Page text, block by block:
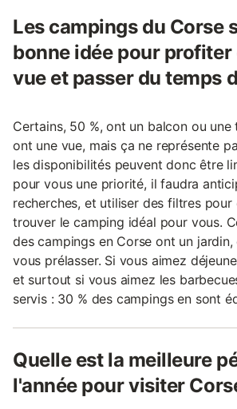
Les campings du Corse
bonne idée pour profiter
vue et passer du temps
Certains, 50 %, ont un balcon ou une
ont une vue, mais ça ne représente
les disponibilités peuvent donc être
pour vous une priorité, il faudra
recherches, et utiliser des filtres pour
trouver le camping idéal pour vous.
des campings en Corse ont un
vous prélasser. Si vous aimez
et surtout si vous aimez les
servis : 30 % des campings en sont
Quelle est la meilleure
l'année pour visiter